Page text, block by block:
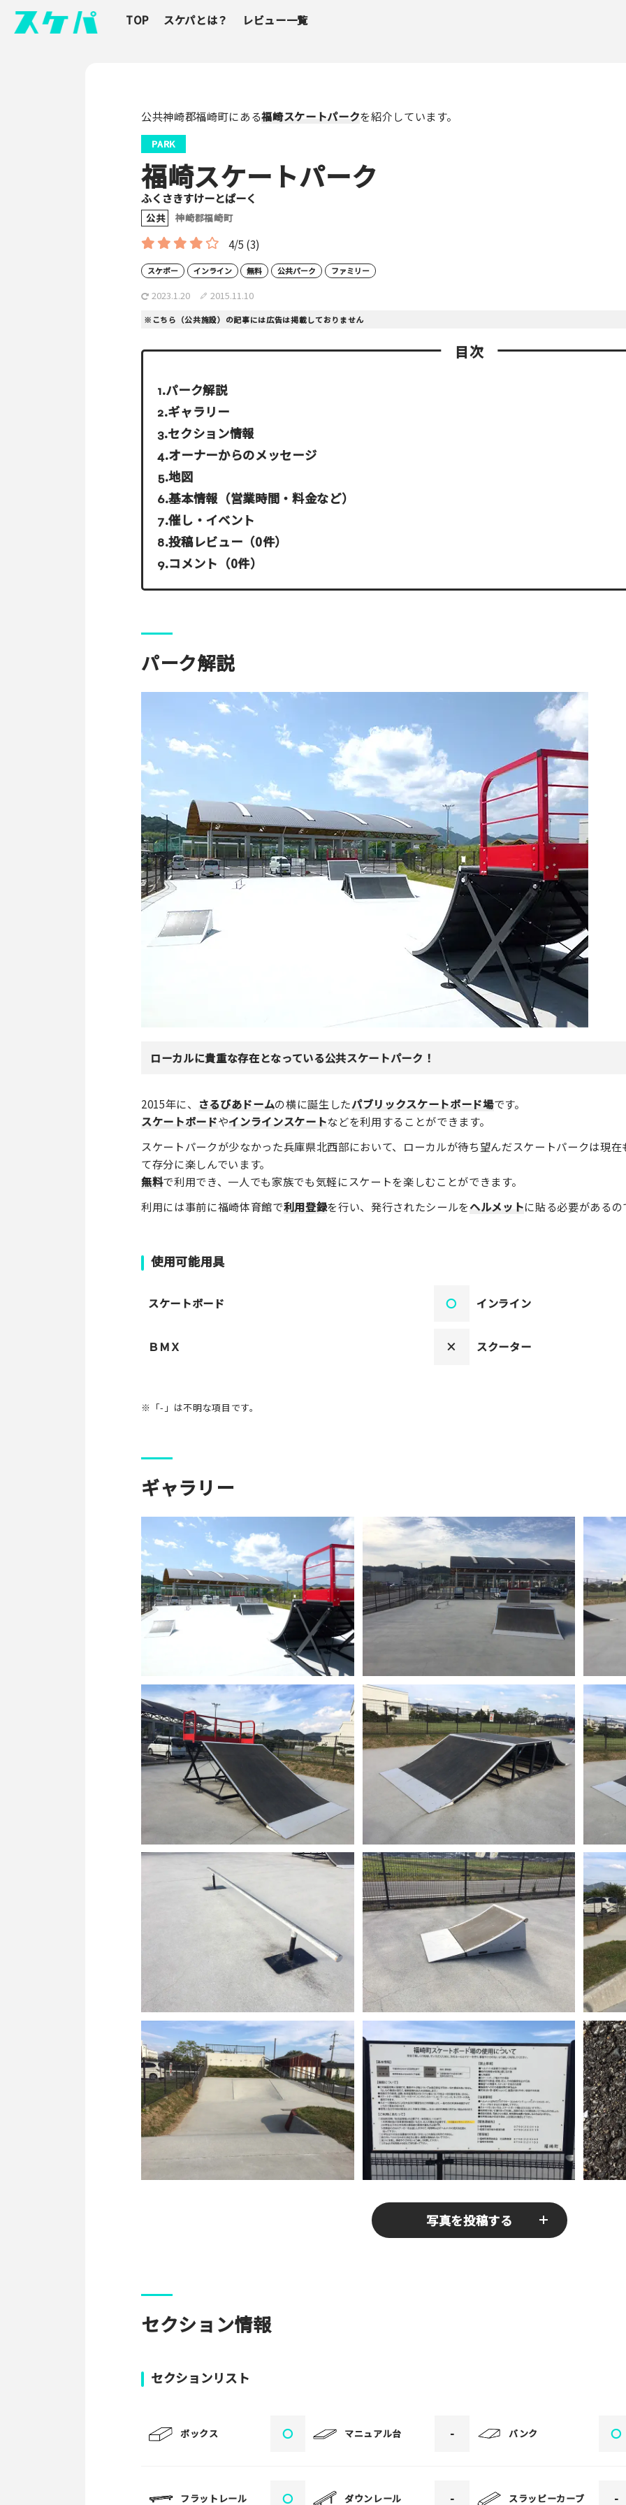
TOP スケパとは？ レビュー一覧
公共神崎郡福崎町にある福崎スケートパークを紹介しています。
PARK
福崎スケートパーク
ふくさきすけーとぱーく
公共 神崎郡福崎町
4/5 (3)
スケボー インライン 無料 公共パーク ファミリー
2023.1.20 2015.11.10
※こちら（公共施設）の記事には広告は掲載しておりません
目次
パーク解説
ギャラリー
セクション情報
オーナーからのメッセージ
地図
基本情報（営業時間・料金など）
催し・イベント
投稿レビュー（0件）
コメント（0件）
パーク解説
ローカルに貴重な存在となっている公共スケートパーク！
2015年に、 さるびあドームの横に誕生したパブリックスケートボード場です。
スケートボードやインラインスケートなどを利用することができます。
スケートパークが少なかった兵庫県北西部において、ローカルが待ち望んだスケートパークは現
て存分に楽しんでいます。
無料で利用でき、一人でも家族でも気軽にスケートを楽しむことができます。
利用には事前に福崎体育館で利用登録を行い、発行されたシールをヘルメットに貼る必要がある
使用可能用具
スケートボード 〇 インライン
ＢＭＸ × スクーター
※「-」は不明な項目です。
ギャラリー
写真を投稿する
写真
[text photo1alt placeholder "写真の解説※任意]
セクション情報
セクションリスト
ボックス 〇 マニュアル台 - バンク 〇
フラットレール 〇 ダウンレール - スラッピーカーブ -